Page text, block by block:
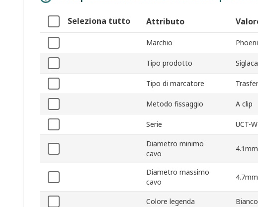
Seleziona tutto Attributo
Marchio
Tipo prodotto
Tipo di marcatore
Metodo fissaggio A clip
Serie UCT-
Diametro minimo
cavo
4.1mm
Diametro massimo
cavo
4.7mm
Colore legenda Bianco